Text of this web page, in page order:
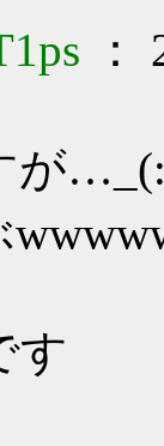
：
が
す